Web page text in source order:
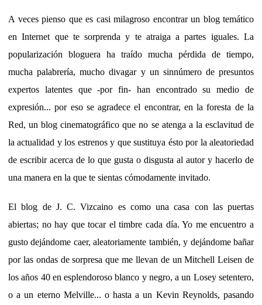
A veces pienso que es casi milagroso encontrar un blog temático
en Internet que te sorprenda y te atraiga a partes iguales. La
popularización bloguera ha traído mucha pérdida de tiempo,
mucha palabrería, mucho divagar y un sinnúmero de presuntos
expertos latentes que -por fin- han encontrado su medio de
expresión... por eso se agradece el encontrar, en la foresta de la
Red, un blog cinematográfico que no se atenga a la esclavitud de
la actualidad y los estrenos y que sustituya ésto por la aleatoriedad
de escribir acerca de lo que gusta o disgusta al autor y hacerlo de
una manera en la que te sientas cómodamente invitado.
El blog de J. C. Vizcaino es como una casa con las puertas
abiertas; no hay que tocar el timbre cada día. Yo me encuentro a
gusto dejándome caer, aleatoriamente también, y dejándome bañar
por las ondas de sorpresa que me llevan de un Mitchell Leisen de
los años 40 en esplendoroso blanco y negro, a un Losey setentero,
o a un eterno Melville... o hasta a un Kevin Reynolds, pasando